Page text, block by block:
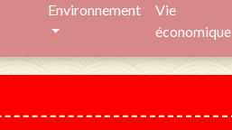
Environnement
Vie
économique